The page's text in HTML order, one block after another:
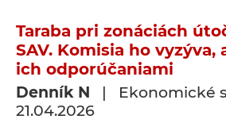
Taraba pri zonáciách
SAV. Komisia ho vyzýva,
ich odporúčaniami
Denník N | Ekonomické
21.04.2026